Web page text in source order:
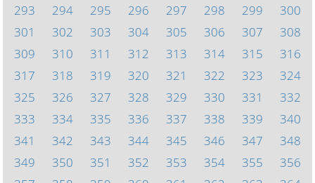
293
294 295 296 297 298 299
300
301
302 303 304 305 306 307
308
309
310 311 312 313 314 315
316
317
318 319 320 321 322 323
324
325
326 327 328 329 330 331
332
333
334 335 336 337 338 339
340
341
342 343 344 345 346 347
348
349
350 351 352 353 354 355
356